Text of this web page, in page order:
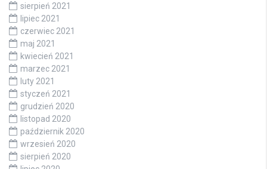
sierpień 2021
lipiec 2021
czerwiec 2021
maj 2021
kwiecień 2021
marzec 2021
luty 2021
styczeń 2021
grudzień 2020
listopad 2020
październik 2020
wrzesień 2020
sierpień 2020